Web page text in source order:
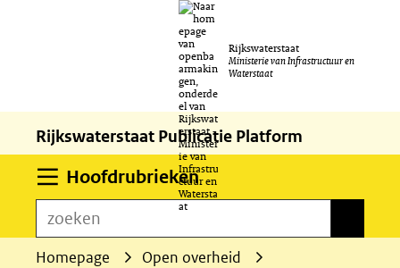
naar
de
inhoud
Rijkswaterstaat
Ministerie van Infrastructuur en
Waterstaat
Rijkswaterstaat Publicatie Platform
HoofdrubriekenUitklappen
zoeken
Homepage
Open overheid